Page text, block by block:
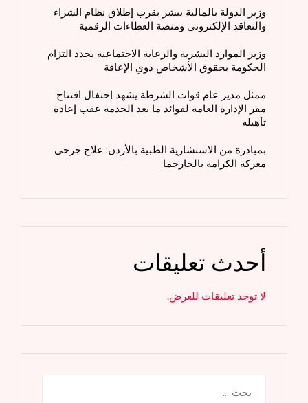
وزير الدولة بالمالية يبشر بقرب إطلاق نظام الشراء
والتعاقد الإلكتروني ومنصة العطاءات الرقمية
وزير الموارد البشرية والرعاية الاجتماعية يجدد التزام
الحكومة بحقوق الأشخاص ذوي الإعاقة
ممثل مدير عام قوات الشرطة يشهد إحتفال افتتاح
مقر الإدارة العامة لفوائد ما بعد الخدمة عقب إعادة
تأهيله
بمبادرة من الاستشارية الطبية بالأردن: علاج جرحى
معركة الكرامة بالخارجما
أحدث تعليقات
لا توجد تعليقات للعرض.